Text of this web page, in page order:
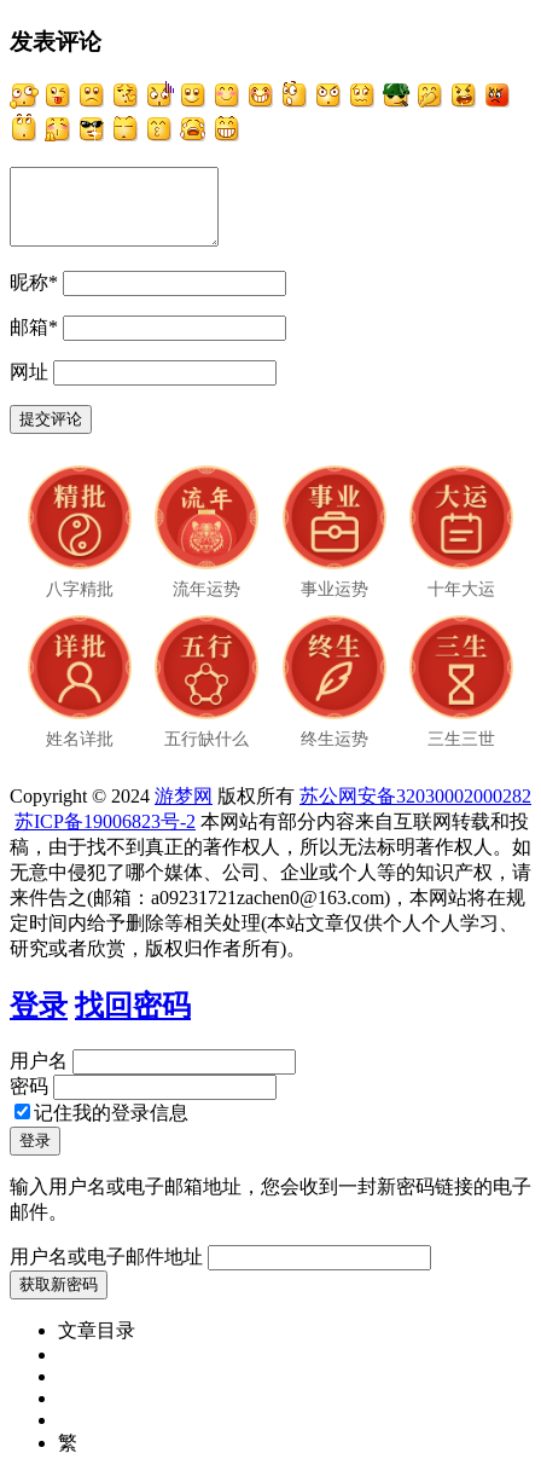
发表评论
昵称*
邮箱*
网址
八字精批 流年运势 事业运势 十年大运
姓名详批 五行缺什么 终生运势 三生三世
Copyright © 2024 游梦网 版权所有 苏公网安备32030002000282
苏ICP备19006823号-2 本网站有部分内容来自互联网转载和投
稿，由于找不到真正的著作权人，所以无法标明著作权人。如
无意中侵犯了哪个媒体、公司、企业或个人等的知识产权，请
来件告之(邮箱：a09231721zachen0@163.com)，本网站将在规
定时间内给予删除等相关处理(本站文章仅供个人个人学习、
研究或者欣赏，版权归作者所有)。
登录 找回密码
用户名
密码
记住我的登录信息
输入用户名或电子邮箱地址，您会收到一封新密码链接的电子
邮件。
用户名或电子邮件地址
文章目录
繁